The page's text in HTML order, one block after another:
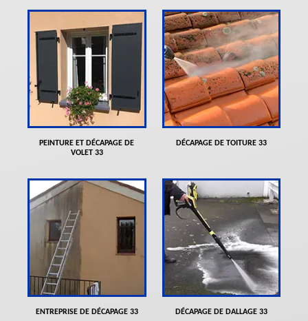
PEINTURE ET DÉCAPAGE DE
VOLET 33
DÉCAPAGE DE TOITURE 33
ENTREPRISE DE DÉCAPAGE 33 DÉCAPAGE DE DALLAGE 33